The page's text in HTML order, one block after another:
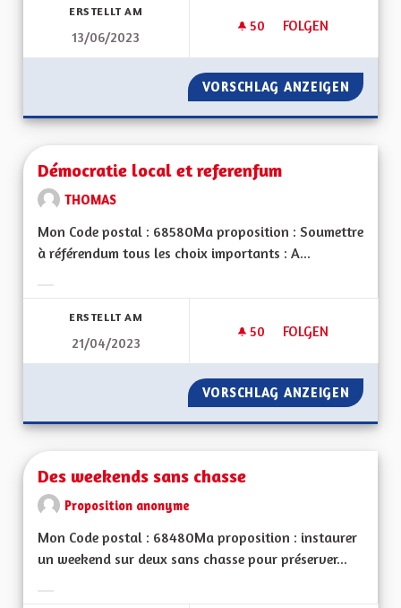
ERSTELLT AM
13/06/2023
50 50 FOLLOWER
FOLGEN
DE LA PAROLE AUX
VORSCHLAG ANZEIGEN DE LA
Démocratie local et referenfum
THOMAS
Mon Code postal : 68580Ma proposition : Soumettre
à référendum tous les choix importants : A...
ERSTELLT AM
21/04/2023
50 50 FOLLOWER
FOLGEN
DÉMOCRATIE
VORSCHLAG ANZEIGEN
Des weekends sans chasse
Proposition anonyme
Mon Code postal : 68480Ma proposition : instaurer
un weekend sur deux sans chasse pour préserver...